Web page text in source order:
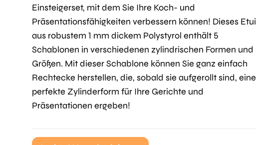
Einsteigerset, mit dem Sie Ihre Koch- und
Präsentationsfähigkeiten verbessern können! Dieses Etui
aus robustem 1 mm dickem Polystyrol enthält 5
Schablonen in verschiedenen zylindrischen Formen und
Größen. Mit dieser Schablone können Sie ganz einfach
Rechtecke herstellen, die, sobald sie aufgerollt sind, eine
perfekte Zylinderform für Ihre Gerichte und
Präsentationen ergeben!